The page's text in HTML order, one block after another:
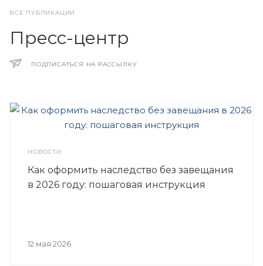
ВСЕ ПУБЛИКАЦИИ
Пресс-центр
ПОДПИСАТЬСЯ НА РАССЫЛКУ
НОВОСТИ
Как оформить наследство без завещания
в 2026 году: пошаговая инструкция
12 мая 2026